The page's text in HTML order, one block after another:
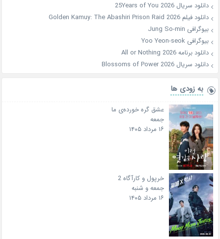
دانلود سریال 25Years of You 2026
دانلود فیلم Golden Kamuy: The Abashiri Prison Raid 2026
بیوگرافی Jung So-min
بیوگرافی Yoo Yeon-seok
دانلود برنامه All or Nothing 2026
دانلود سریال Blossoms of Power 2026
به زودی ها
عشق گره خورده‌ی ما
جمعه
۱۶ مرداد ۱۴۰۵
خرپول و کارآگاه 2
جمعه و شنبه
۱۶ مرداد ۱۴۰۵